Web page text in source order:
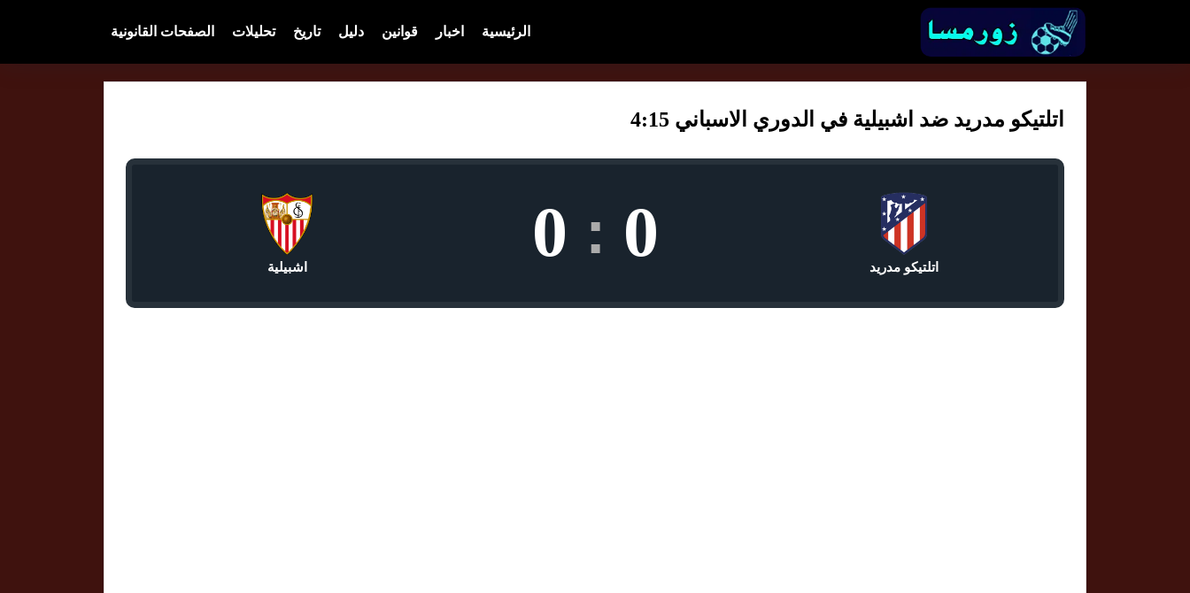
الرئيسية اخبار قوانين دليل تاريخ تحليلات الصفحات القانونية
اتلتيكو مدريد ضد اشبيلية في الدوري الاسباني 4:15
اتلتيكو مدريد 0
:
0 اشبيلية